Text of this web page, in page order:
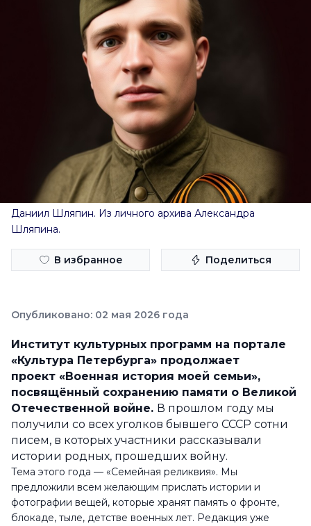
Даниил Шляпин. Из личного архива Александра
Шляпина.
В избранное Поделиться
Опубликовано: 02 мая 2026 года
Институт культурных программ на портале
«Культура Петербурга» продолжает
проект «Военная история моей семьи»,
посвящённый сохранению памяти о Великой
Отечественной войне. В прошлом году мы
получили со всех уголков бывшего СССР сотни
писем, в которых участники рассказывали
истории родных, прошедших войну.
Тема этого года — «Семейная реликвия». Мы
предложили всем желающим прислать истории и
фотографии вещей, которые хранят память о фронте,
блокаде, тыле, детстве военных лет. Редакция уже